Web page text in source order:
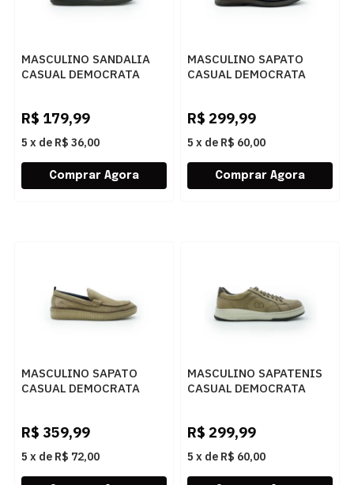
MASCULINO SANDALIA
CASUAL DEMOCRATA
R$ 179,99
5 x de R$ 36,00
MASCULINO SAPATO
CASUAL DEMOCRATA
R$ 299,99
5 x de R$ 60,00
MASCULINO SAPATO
CASUAL DEMOCRATA
R$ 359,99
5 x de R$ 72,00
MASCULINO SAPATENIS
CASUAL DEMOCRATA
R$ 299,99
5 x de R$ 60,00